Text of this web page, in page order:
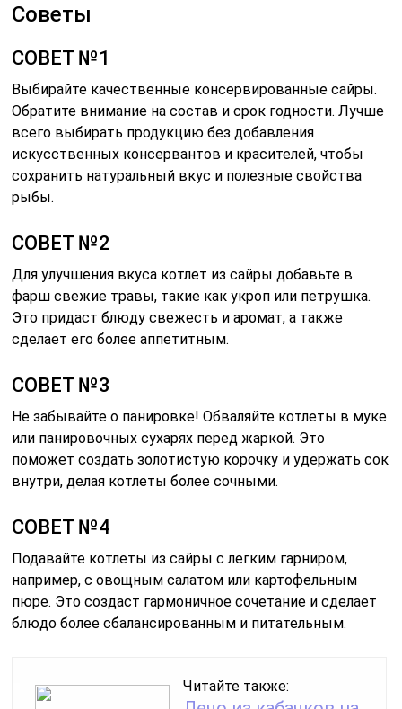
Советы
СОВЕТ №1
Выбирайте качественные консервированные сайры.
Обратите внимание на состав и срок годности. Лучше
всего выбирать продукцию без добавления
искусственных консервантов и красителей, чтобы
сохранить натуральный вкус и полезные свойства
рыбы.
СОВЕТ №2
Для улучшения вкуса котлет из сайры добавьте в
фарш свежие травы, такие как укроп или петрушка.
Это придаст блюду свежесть и аромат, а также
сделает его более аппетитным.
СОВЕТ №3
Не забывайте о панировке! Обваляйте котлеты в муке
или панировочных сухарях перед жаркой. Это
поможет создать золотистую корочку и удержать сок
внутри, делая котлеты более сочными.
СОВЕТ №4
Подавайте котлеты из сайры с легким гарниром,
например, с овощным салатом или картофельным
пюре. Это создаст гармоничное сочетание и сделает
блюдо более сбалансированным и питательным.
Читайте также: